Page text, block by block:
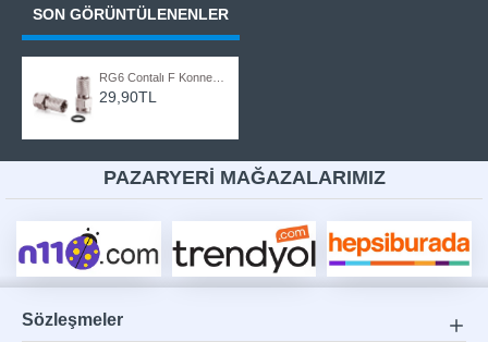
SON GÖRÜNTÜLENENLER
RG6 Contalı F Konnektör Standart Uydu Anten Kablosu Ucu 5 Adet
29,90TL
PAZARYERİ MAĞAZALARIMIZ
Sözleşmeler